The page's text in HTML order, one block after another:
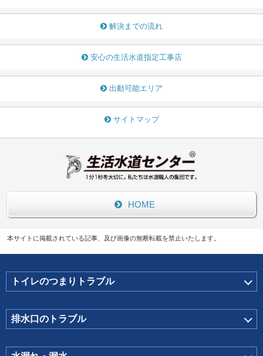
解決までの流れ
安心の生活水道指定工事店
出動可能エリア
サイトマップ
HOME
本サイトに掲載されている記事、及び画像の無断転載を禁止いたします。
トイレのつまりトラブル
排水口のトラブル